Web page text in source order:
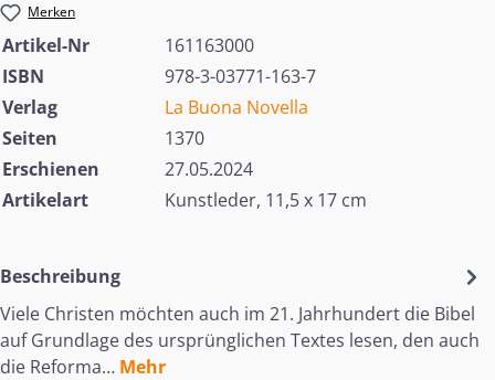
Merken
Artikel-Nr
161163000
ISBN
978-3-03771-163-7
Verlag
La Buona Novella
Seiten
1370
Erschienen
27.05.2024
Artikelart
Kunstleder, 11,5 x 17 cm
Beschreibung
Viele Christen möchten auch im 21. Jahrhundert die Bibel
auf Grundlage des ursprünglichen Textes lesen, den auch
die Reforma… Mehr